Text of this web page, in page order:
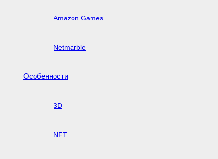
Amazon Games
Netmarble
Особенности
3D
NFT